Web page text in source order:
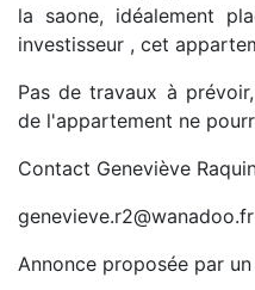
la saone, idéalement
investisseur , cet
Pas de travaux à
de l'appartement ne
Contact Geneviève
genevieve.r2@wanadoo.fr
Annonce proposée par